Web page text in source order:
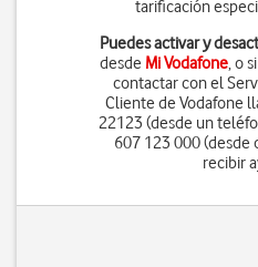
tarificación
Puedes activar y
desde Mi Vodafone, o
contactar con el
Cliente de Vodafone
22123 (desde un
607 123 000
recibir